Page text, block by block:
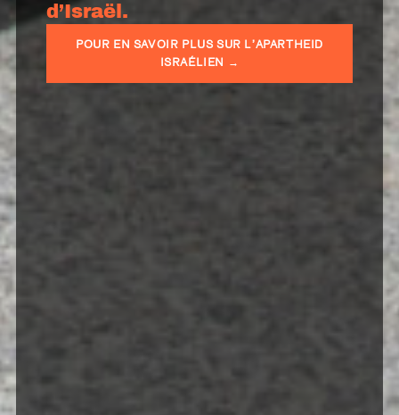
d’Israël.
POUR EN SAVOIR PLUS SUR L’APARTHEID
ISRAÉLIEN →